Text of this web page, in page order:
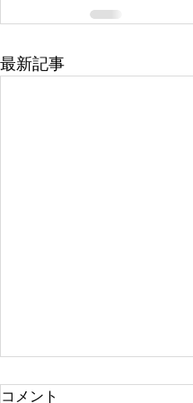
最新記事
コメント